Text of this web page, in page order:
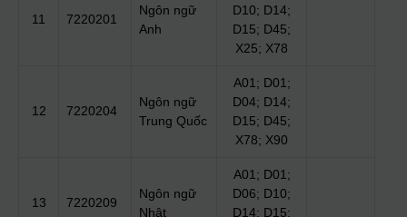
11 7220201
Ngôn ngữ
Anh
D10; D14;
D15; D45;
X25; X78
12 7220204
Ngôn ngữ
Trung Quốc
A01; D01;
D04; D14;
D15; D45;
X78; X90
13 7220209
Ngôn ngữ
Nhật
A01; D01;
D06; D10;
D14; D15;